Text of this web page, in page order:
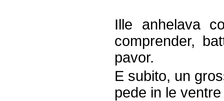
Ille anhelava
comprender,
pavor.
E subito, un
pede in le